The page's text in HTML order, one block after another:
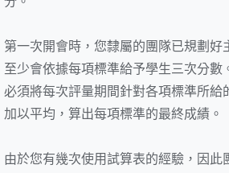
第一次開會時，您隸屬的團隊已規劃好
至少會依據每項標準給予學生三次分數
必須將每次評量期間針對各項標準所給
加以平均，算出每項標準的最終成績。
由於您有幾次使用試算表的經驗，因此